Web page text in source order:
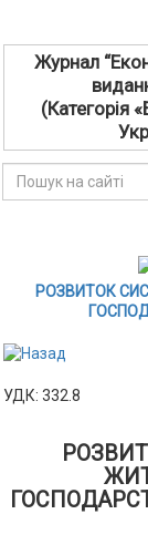
Журнал
(Категорія
РОЗВИТОК
УДК: 332.8